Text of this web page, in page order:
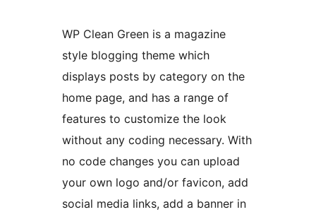
WP Clean Green is a magazine
style blogging theme which
displays posts by category on the
home page, and has a range of
features to customize the look
without any coding necessary. With
no code changes you can upload
your own logo and/or favicon, add
social media links, add a banner in